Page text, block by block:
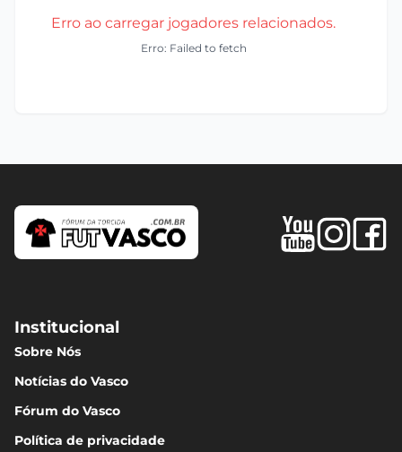
Erro ao carregar jogadores relacionados.
Erro: Failed to fetch
Institucional
Sobre Nós
Notícias do Vasco
Fórum do Vasco
Política de privacidade